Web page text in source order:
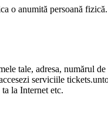
o anumită persoană fizică.
tale, adresa, numărul de
serviciile
la Internet etc.